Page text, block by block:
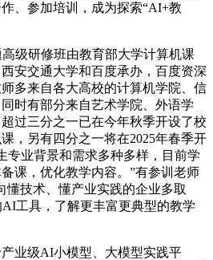
、参加培训，成为探索“AI+教
研修班由教育部大学计算机课
安交通大学和百度承办，百度资深
多来自各大高校的计算机学院、信
时有部分来自艺术学院、外语学
过三分之一已在今年秋季开设了校
，另有四分之一将在2025年春季开
专业背景和需求多种多样，目前学
课，优化教学内容。”有参训老师
懂技术、懂产业实践的企业多取
工具，了解更丰富更典型的教学
级AI小模型、大模型实践平